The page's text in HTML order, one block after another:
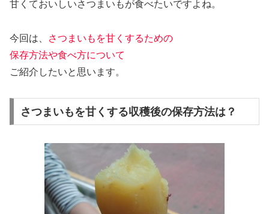
甘くておいしいさつまいもが食べたいですよね。
今回は、
さつまいもを甘くするための
保存方法や食べ方について
ご紹介したいと思います。
さつまいもを甘くする収穫後の保存方法は？